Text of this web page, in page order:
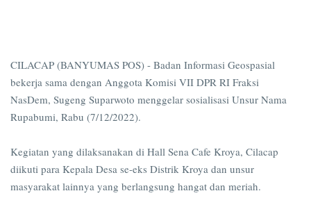
CILACAP (BANYUMAS POS) - Badan Informasi Geospasial
bekerja sama dengan Anggota Komisi VII DPR RI Fraksi
NasDem, Sugeng Suparwoto menggelar sosialisasi Unsur Nama
Rupabumi, Rabu (7/12/2022).
Kegiatan yang dilaksanakan di Hall Sena Cafe Kroya, Cilacap
diikuti para Kepala Desa se-eks Distrik Kroya dan unsur
masyarakat lainnya yang berlangsung hangat dan meriah.